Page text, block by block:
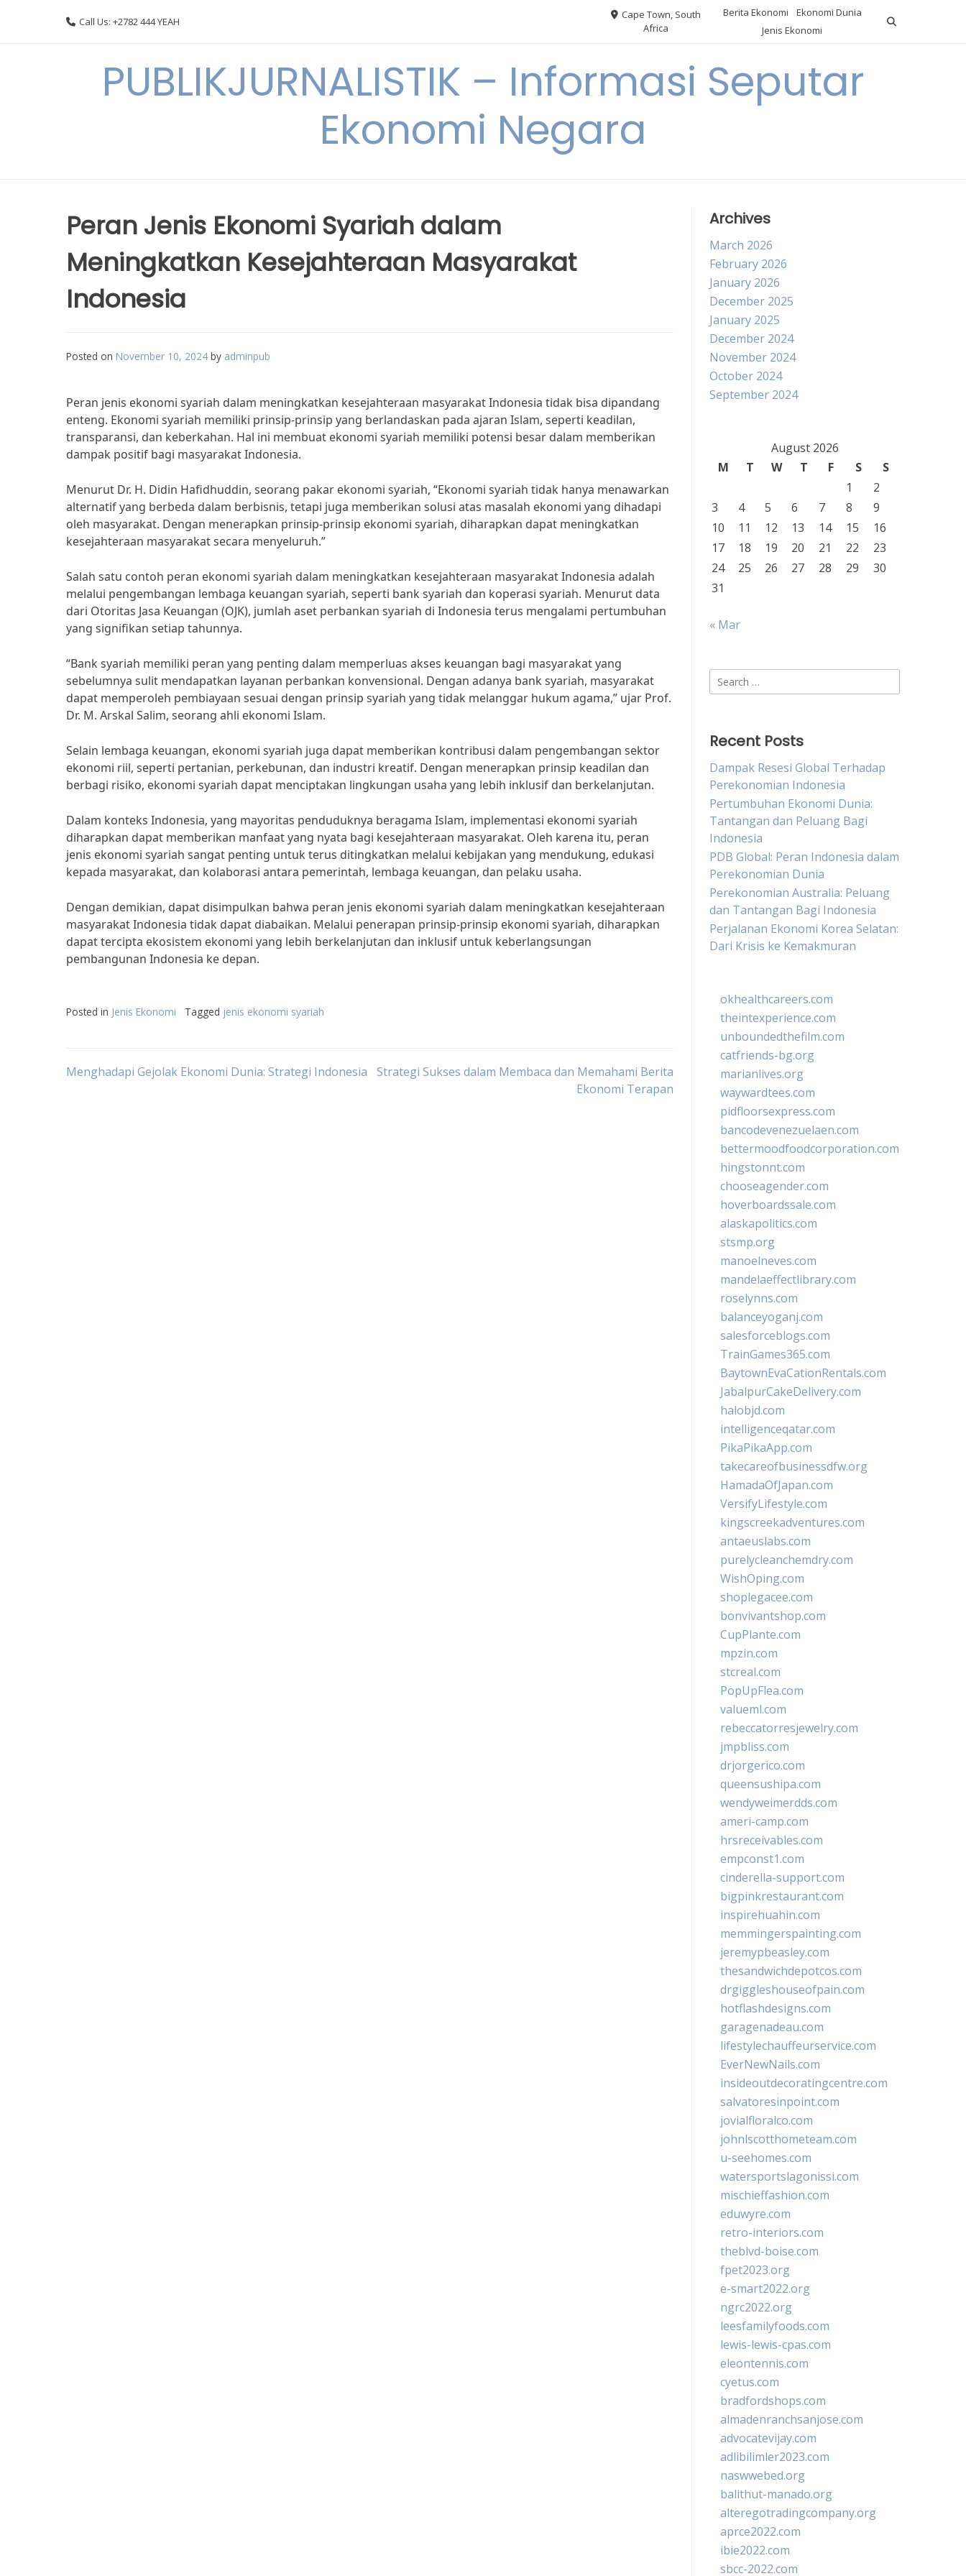
Call Us: +2782 444 YEAH
Cape Town, South
Africa
Berita Ekonomi
Ekonomi Dunia
Jenis Ekonomi
PUBLIKJURNALISTIK – Informasi Seputar
Ekonomi Negara
Peran Jenis Ekonomi Syariah dalam
Meningkatkan Kesejahteraan Masyarakat
Indonesia
Posted on November 10, 2024 by adminpub
Peran jenis ekonomi syariah dalam meningkatkan kesejahteraan masyarakat Indonesia tidak bisa dipandang
enteng. Ekonomi syariah memiliki prinsip-prinsip yang berlandaskan pada ajaran Islam, seperti keadilan,
transparansi, dan keberkahan. Hal ini membuat ekonomi syariah memiliki potensi besar dalam memberikan
dampak positif bagi masyarakat Indonesia.
Menurut Dr. H. Didin Hafidhuddin, seorang pakar ekonomi syariah, “Ekonomi syariah tidak hanya menawarkan
alternatif yang berbeda dalam berbisnis, tetapi juga memberikan solusi atas masalah ekonomi yang dihadapi
oleh masyarakat. Dengan menerapkan prinsip-prinsip ekonomi syariah, diharapkan dapat meningkatkan
kesejahteraan masyarakat secara menyeluruh.”
Salah satu contoh peran ekonomi syariah dalam meningkatkan kesejahteraan masyarakat Indonesia adalah
melalui pengembangan lembaga keuangan syariah, seperti bank syariah dan koperasi syariah. Menurut data
dari Otoritas Jasa Keuangan (OJK), jumlah aset perbankan syariah di Indonesia terus mengalami pertumbuhan
yang signifikan setiap tahunnya.
“Bank syariah memiliki peran yang penting dalam memperluas akses keuangan bagi masyarakat yang
sebelumnya sulit mendapatkan layanan perbankan konvensional. Dengan adanya bank syariah, masyarakat
dapat memperoleh pembiayaan sesuai dengan prinsip syariah yang tidak melanggar hukum agama,” ujar Prof.
Dr. M. Arskal Salim, seorang ahli ekonomi Islam.
Selain lembaga keuangan, ekonomi syariah juga dapat memberikan kontribusi dalam pengembangan sektor
ekonomi riil, seperti pertanian, perkebunan, dan industri kreatif. Dengan menerapkan prinsip keadilan dan
berbagi risiko, ekonomi syariah dapat menciptakan lingkungan usaha yang lebih inklusif dan berkelanjutan.
Dalam konteks Indonesia, yang mayoritas penduduknya beragama Islam, implementasi ekonomi syariah
diharapkan dapat memberikan manfaat yang nyata bagi kesejahteraan masyarakat. Oleh karena itu, peran
jenis ekonomi syariah sangat penting untuk terus ditingkatkan melalui kebijakan yang mendukung, edukasi
kepada masyarakat, dan kolaborasi antara pemerintah, lembaga keuangan, dan pelaku usaha.
Dengan demikian, dapat disimpulkan bahwa peran jenis ekonomi syariah dalam meningkatkan kesejahteraan
masyarakat Indonesia tidak dapat diabaikan. Melalui penerapan prinsip-prinsip ekonomi syariah, diharapkan
dapat tercipta ekosistem ekonomi yang lebih berkelanjutan dan inklusif untuk keberlangsungan
pembangunan Indonesia ke depan.
Posted in Jenis Ekonomi Tagged jenis ekonomi syariah
Post
Menghadapi Gejolak Ekonomi Dunia: Strategi Indonesia
Strategi Sukses dalam Membaca dan Memahami Berita
Ekonomi Terapan
Archives
March 2026
February 2026
January 2026
December 2025
January 2025
December 2024
November 2024
October 2024
September 2024
August 2026
M
T W T F S
S
1
2
3
4 5 6 7 8
9
10
11 12 13 14 15
16
17
18 19 20 21 22
23
24
25 26 27 28 29
30
31
« Mar
Search
for:
Recent Posts
Dampak Resesi Global Terhadap
Perekonomian Indonesia
Pertumbuhan Ekonomi Dunia:
Tantangan dan Peluang Bagi
Indonesia
PDB Global: Peran Indonesia dalam
Perekonomian Dunia
Perekonomian Australia: Peluang
dan Tantangan Bagi Indonesia
Perjalanan Ekonomi Korea Selatan:
Dari Krisis ke Kemakmuran
okhealthcareers.com
theintexperience.com
unboundedthefilm.com
catfriends-bg.org
marianlives.org
waywardtees.com
pidfloorsexpress.com
bancodevenezuelaen.com
bettermoodfoodcorporation.com
hingstonnt.com
chooseagender.com
hoverboardssale.com
alaskapolitics.com
stsmp.org
manoelneves.com
mandelaeffectlibrary.com
roselynns.com
balanceyoganj.com
salesforceblogs.com
TrainGames365.com
BaytownEvaCationRentals.com
JabalpurCakeDelivery.com
halobjd.com
intelligenceqatar.com
PikaPikaApp.com
takecareofbusinessdfw.org
HamadaOfJapan.com
VersifyLifestyle.com
kingscreekadventures.com
antaeuslabs.com
purelycleanchemdry.com
WishOping.com
shoplegacee.com
bonvivantshop.com
CupPlante.com
mpzin.com
stcreal.com
PopUpFlea.com
valueml.com
rebeccatorresjewelry.com
jmpbliss.com
drjorgerico.com
queensushipa.com
wendyweimerdds.com
ameri-camp.com
hrsreceivables.com
empconst1.com
cinderella-support.com
bigpinkrestaurant.com
inspirehuahin.com
memmingerspainting.com
jeremypbeasley.com
thesandwichdepotcos.com
drgiggleshouseofpain.com
hotflashdesigns.com
garagenadeau.com
lifestylechauffeurservice.com
EverNewNails.com
insideoutdecoratingcentre.com
salvatoresinpoint.com
jovialfloralco.com
johnlscotthometeam.com
u-seehomes.com
watersportslagonissi.com
mischieffashion.com
eduwyre.com
retro-interiors.com
theblvd-boise.com
fpet2023.org
e-smart2022.org
ngrc2022.org
leesfamilyfoods.com
lewis-lewis-cpas.com
eleontennis.com
cyetus.com
bradfordshops.com
almadenranchsanjose.com
advocatevijay.com
adlibilimler2023.com
naswwebed.org
balithut-manado.org
alteregotradingcompany.org
aprce2022.com
ibie2022.com
sbcc-2022.com